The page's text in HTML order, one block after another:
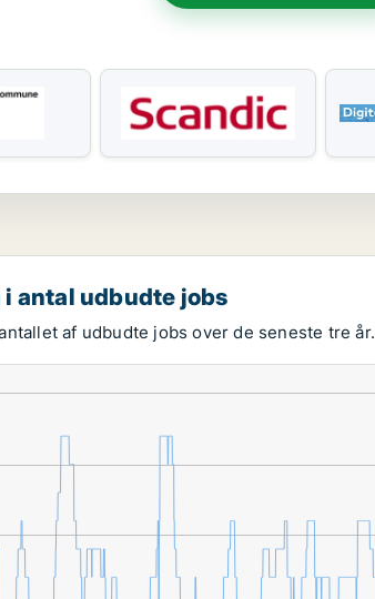
antal udbudte jobs
af udbudte jobs over de seneste tre år.